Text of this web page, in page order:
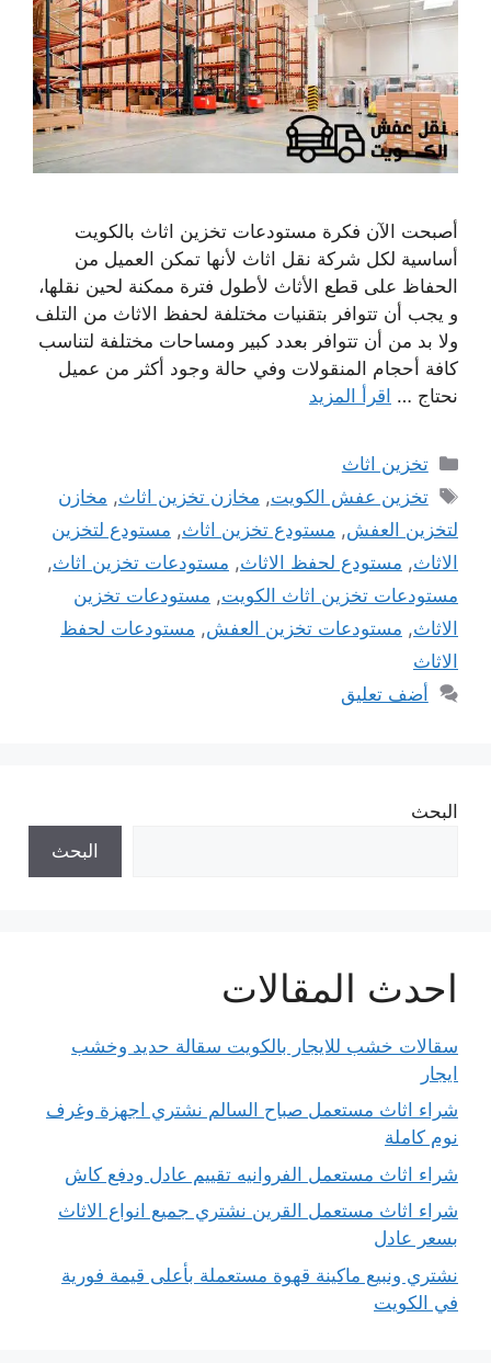
أصبحت الآن فكرة مستودعات تخزين اثاث بالكويت
أساسية لكل شركة نقل اثاث لأنها تمكن العميل من
الحفاظ على قطع الأثاث لأطول فترة ممكنة لحين نقلها،
و يجب أن تتوافر بتقنيات مختلفة لحفظ الاثاث من التلف
ولا بد من أن تتوافر بعدد كبير ومساحات مختلفة لتناسب
كافة أحجام المنقولات وفي حالة وجود أكثر من عميل
نحتاج … اقرأ المزيد
التصنيفات
تخزين اثاث
الوسوم
تخزين عفش الكويت, مخازن تخزين اثاث, مخازن
لتخزين العفش, مستودع تخزين اثاث, مستودع لتخزين
الاثاث, مستودع لحفظ الاثاث, مستودعات تخزين اثاث,
مستودعات تخزين اثاث الكويت, مستودعات تخزين
الاثاث, مستودعات تخزين العفش, مستودعات لحفظ
الاثاث
أضف تعليق
البحث
البحث
احدث المقالات
سقالات خشب للايجار بالكويت سقالة حديد وخشب
ايجار
شراء اثاث مستعمل صباح السالم نشتري اجهزة وغرف
نوم كاملة
شراء اثاث مستعمل الفروانيه تقييم عادل ودفع كاش
شراء اثاث مستعمل القرين نشتري جميع انواع الاثاث
بسعر عادل
نشتري ونبيع ماكينة قهوة مستعملة بأعلى قيمة فورية
في الكويت